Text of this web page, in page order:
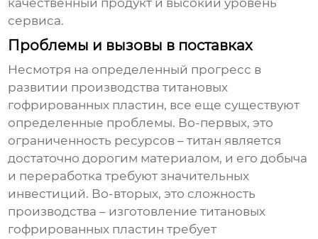
качественный продукт и высокий уровень
сервиса.
Проблемы и вызовы в поставках
Несмотря на определенный прогресс в
развитии производстватитановых
гофрированных пластин, все еще существуют
определенные проблемы. Во-первых, это
ограниченность ресурсов – титан является
достаточно дорогим материалом, и его добыча
и переработка требуют значительных
инвестиций. Во-вторых, это сложность
производства – изготовлениетитановых
гофрированных пластин требует